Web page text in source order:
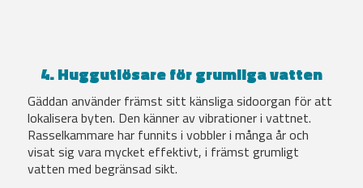
4. Huggutlösare för grumliga vatten
Gäddan använder främst sitt känsliga sidoorgan för att
lokalisera byten. Den känner av vibrationer i vattnet.
Rasselkammare har funnits i vobbler i många år och
visat sig vara mycket effektivt, i främst grumligt
vatten med begränsad sikt.